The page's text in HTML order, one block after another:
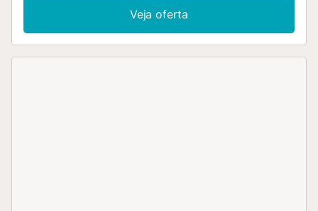
cadeira alta (a pedido) e uma área de estacionamento.
Animais de estimação de pequeno porte são bem-vindos.
Desfrute das suas férias ao ar livre no seu terraço privado
Veja oferta